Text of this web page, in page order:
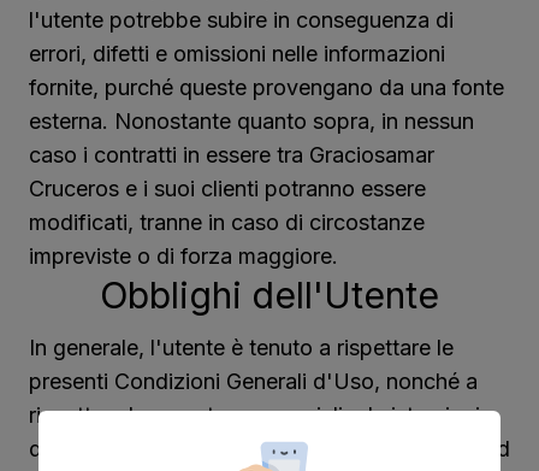
l'utente potrebbe subire in conseguenza di
errori, difetti e omissioni nelle informazioni
fornite, purché queste provengano da una fonte
esterna. Nonostante quanto sopra, in nessun
caso i contratti in essere tra Graciosamar
Cruceros e i suoi clienti potranno essere
modificati, tranne in caso di circostanze
impreviste o di forza maggiore.
Obblighi dell'Utente
In generale, l'utente è tenuto a rispettare le
presenti Condizioni Generali d'Uso, nonché a
rispettare le avvertenze speciali o le istruzioni
d'uso contenute nelle stesse o nel Sito web e ad